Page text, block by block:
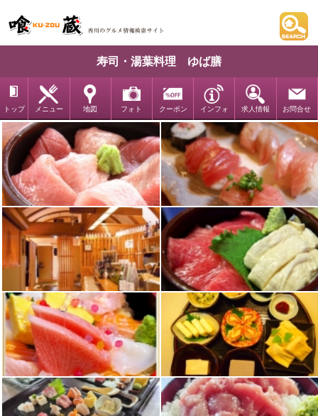
寿司・湯葉料理 ゆば膳
トップ メニュー 地図 フォト クーポン インフォ 求人情報 お問合せ